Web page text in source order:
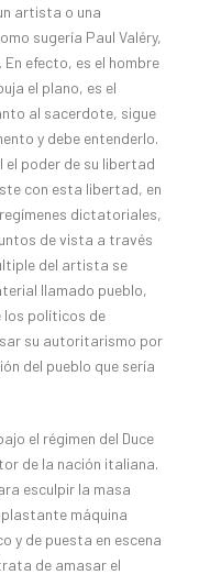
artista o una
sugería Paul Valéry,
efecto, es el hombre
el plano, es el
al sacerdote, sigue
y debe entenderlo.
poder de su libertad
con esta libertad, en
dictatoriales,
de vista a través
del artista se
llamado pueblo,
los políticos de
su autoritarismo por
del pueblo que sería
el régimen del Duce
de la nación italiana.
esculpir la masa
máquina
y de puesta en escena
de amasar el